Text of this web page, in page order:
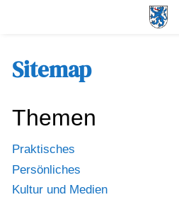
Sitemap
Themen
Praktisches
Persönliches
Kultur und Medien